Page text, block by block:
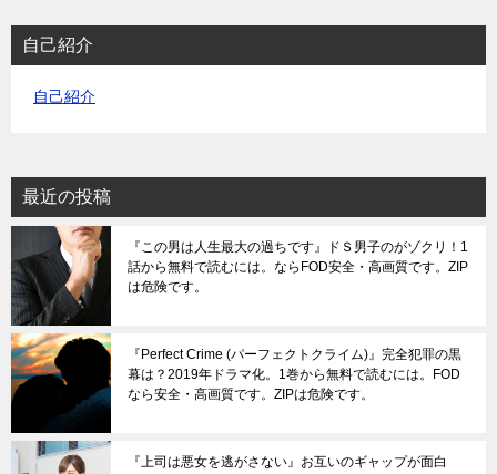
自己紹介
自己紹介
最近の投稿
『この男は人生最大の過ちです』ドＳ男子のがゾクリ！1
話から無料で読むには。ならFOD安全・高画質です。ZIP
は危険です。
『Perfect Crime (パーフェクトクライム)』完全犯罪の黒
幕は？2019年ドラマ化。1巻から無料で読むには。FOD
なら安全・高画質です。ZIPは危険です。
『上司は悪女を逃がさない』お互いのギャップが面白